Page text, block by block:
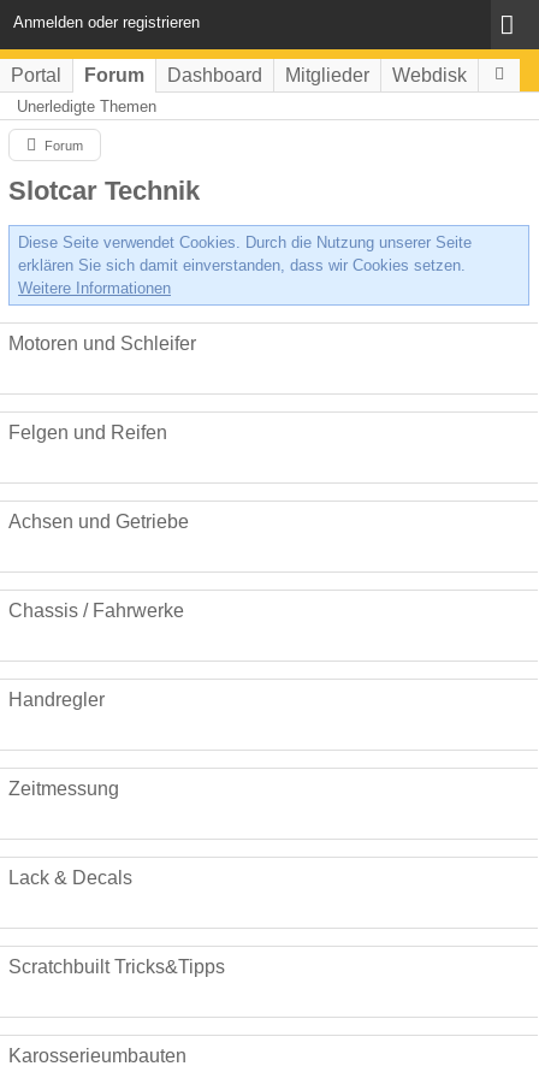
Anmelden oder registrieren
Portal Forum Dashboard Mitglieder Webdisk
Unerledigte Themen
Forum
Slotcar Technik
Diese Seite verwendet Cookies. Durch die Nutzung unserer Seite
erklären Sie sich damit einverstanden, dass wir Cookies setzen.
Weitere Informationen
Motoren und Schleifer
Felgen und Reifen
Achsen und Getriebe
Chassis / Fahrwerke
Handregler
Zeitmessung
Lack & Decals
Scratchbuilt Tricks&Tipps
Karosserieumbauten